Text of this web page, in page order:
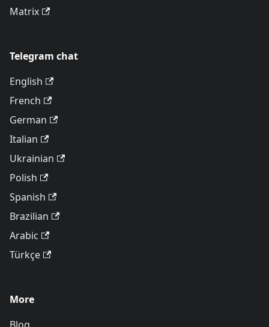
Matrix
Telegram chat
English
French
German
Italian
Ukrainian
Polish
Spanish
Brazilian
Arabic
Türkçe
More